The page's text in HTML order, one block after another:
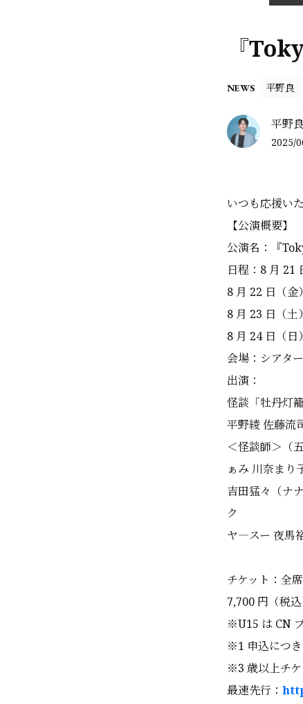
『
NEWS 平野良
平野
2025/
いつも応援い
【公演概要】
公演名：『
日程：8 月 21
8 月 22 日（
8 月 23 日（土
8 月 24 日（日
会場：シアタ
出演：
怪談「牡丹灯
平野綾 佐藤流
＜怪談師＞（
ぁみ 川奈まり
吉田猛々（ナ
ク
ヤ―スー 夜馬
チケット：全
7,700 円（税
※U15 は CN
※1 申込につき
※3 歳以上チケ
最速先行：